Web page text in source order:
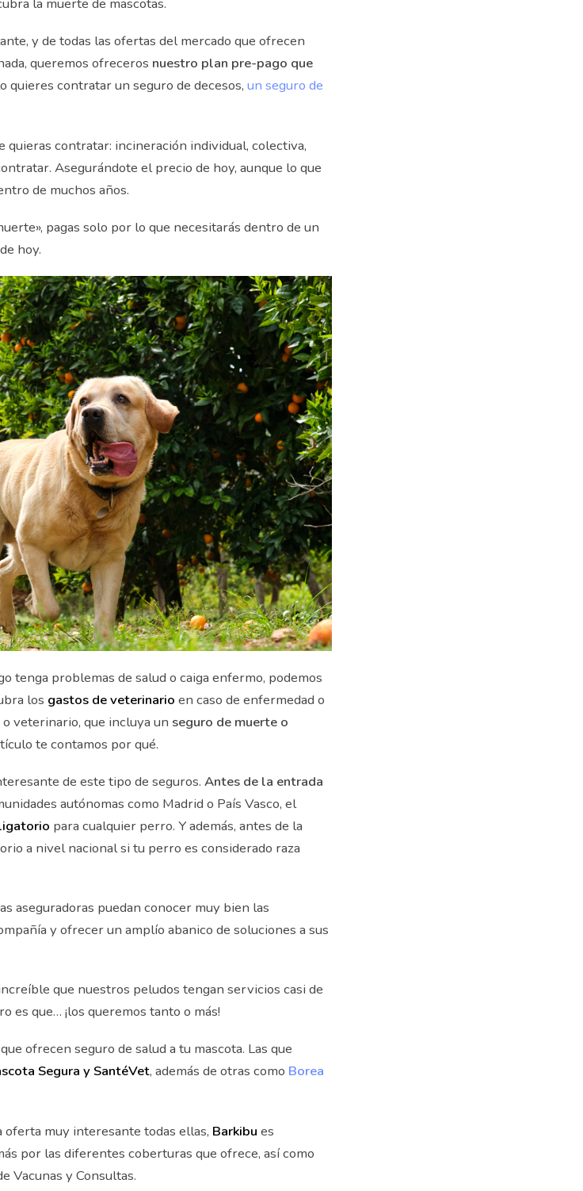
la muerte de mascotas.
y de todas las ofertas del mercado que ofrecen
queremos ofreceros nuestro plan pre-pago que
quieres contratar un seguro de decesos, un seguro de
contratar: incineración individual, colectiva,
Asegurándote el precio de hoy, aunque lo que
de muchos años.
pagas solo por lo que necesitarás dentro de un
hoy.
tenga problemas de salud o caiga enfermo, podemos
los gastos de veterinario en caso de enfermedad o
veterinario, que incluya un seguro de muerte o
te contamos por qué.
de este tipo de seguros. Antes de la entrada
autónomas como Madrid o País Vasco, el
para cualquier perro. Y además, antes de la
a nivel nacional si tu perro es considerado raza
aseguradoras puedan conocer muy bien las
y ofrecer un amplío abanico de soluciones a sus
que nuestros peludos tengan servicios casi de
es que… ¡los queremos tanto o más!
ofrecen seguro de salud a tu mascota. Las que
Segura y SantéVet, además de otras como Borea
muy interesante todas ellas, Barkibu es
por las diferentes coberturas que ofrece, así como
Vacunas y Consultas.